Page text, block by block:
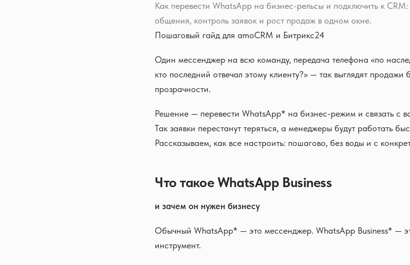
Как перевести WhatsApp на бизнес-рельсы и подключить к CRM:
общения, контроль заявок и рост продаж в одном окне.
Пошаговый гайд для amoCRM и Битрикс24
Один мессенджер на всю команду, передача телефона «по
кто последний отвечал этому клиенту?» — так выглядят продажи
прозрачности.
Решение — перевести WhatsApp* на бизнес-режим и связать с
Так заявки перестанут теряться, а менеджеры будут работать
Рассказываем, как все настроить: пошагово, без воды и с
Что такое WhatsApp Business
и зачем он нужен бизнесу
Обычный WhatsApp* — это мессенджер. WhatsApp Business* —
инструмент.